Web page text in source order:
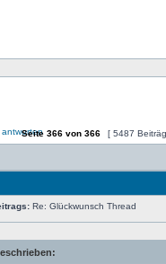
Seite 366 von 366 [ 5487
Re: Glückwunsch Thread